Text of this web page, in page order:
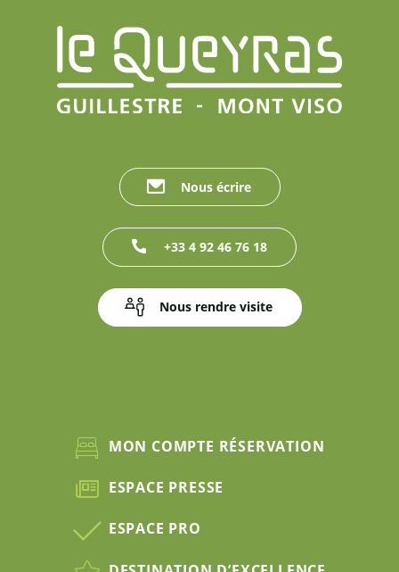
Nous écrire
+33 4 92 46 76 18
Nous rendre visite
MON COMPTE RÉSERVATION
ESPACE PRESSE
ESPACE PRO